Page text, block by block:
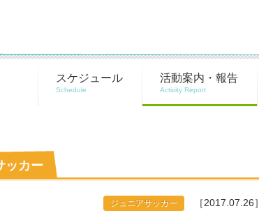
スケジュール 活動案内・報告
ッカー
ジュニアサッカー ［2017.07.26］